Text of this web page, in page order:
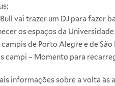
vai trazer um DJ para fazer
os espaços da
de Porto Alegre e de
campi – Momento para
informações sobre a volta às